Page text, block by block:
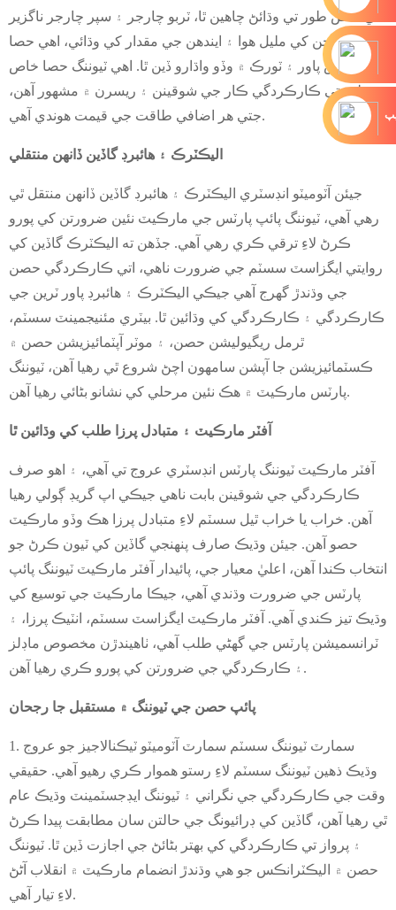
کي خاص طور تي وڌائڻ چاهين ٿا، ٽربو چارجر ۽ سپر چارجر ناگزير
آهن. انجن کي مليل هوا ۽ ايندھن جي مقدار کي وڌائي، اهي حصا
هارس پاور ۽ ٽورڪ ۾ وڏو واڌارو ڏين ٿا. اهي ٽيوننگ حصا خاص
طور تي ڪارڪردگي ڪار جي شوقينن ۽ ريسرن ۾ مشهور آهن،
جتي هر اضافي طاقت جي قيمت هوندي آهي.
اليڪٽرڪ ۽ هائبرڊ گاڏين ڏانهن منتقلي
جيئن آٽوميٽو انڊسٽري اليڪٽرڪ ۽ هائبرڊ گاڏين ڏانهن منتقل ٿي
رهي آهي، ٽيوننگ پائپ پارٽس جي مارڪيٽ نئين ضرورتن کي پورو
ڪرڻ لاءِ ترقي ڪري رهي آهي. جڏهن ته اليڪٽرڪ گاڏين کي
روايتي ايگزاسٽ سسٽم جي ضرورت ناهي، اتي ڪارڪردگي حصن
جي وڌندڙ گهرج آهي جيڪي اليڪٽرڪ ۽ هائبرڊ پاور ٽرين جي
ڪارڪردگي ۽ ڪارڪردگي کي وڌائين ٿا. بيٽري مئنيجمينٽ سسٽم،
ٿرمل ريگيوليشن حصن، ۽ موٽر آپٽمائيزيشن حصن ۾
ڪسٽمائيزيشن جا آپشن سامهون اچڻ شروع ٿي رهيا آهن، ٽيوننگ
پارٽس مارڪيٽ ۾ هڪ نئين مرحلي کي نشانو بڻائي رهيا آهن.
آفٽر مارڪيٽ ۽ متبادل پرزا طلب کي وڌائين ٿا
آفٽر مارڪيٽ ٽيوننگ پارٽس انڊسٽري عروج تي آهي، ۽ اهو صرف
ڪارڪردگي جي شوقينن بابت ناهي جيڪي اپ گريڊ ڳولي رهيا
آهن. خراب يا خراب ٿيل سسٽم لاءِ متبادل پرزا هڪ وڏو مارڪيٽ
حصو آهن. جيئن وڌيڪ صارف پنهنجي گاڏين کي ٽيون ڪرڻ جو
انتخاب ڪندا آهن، اعليٰ معيار جي، پائيدار آفٽر مارڪيٽ ٽيوننگ پائپ
پارٽس جي ضرورت وڌندي آهي، جيڪا مارڪيٽ جي توسيع کي
وڌيڪ تيز ڪندي آهي. آفٽر مارڪيٽ ايگزاسٽ سسٽم، انٽيڪ پرزا، ۽
ٽرانسميشن پارٽس جي گهڻي طلب آهي، ٺاهيندڙن مخصوص ماڊلز
۽ ڪارڪردگي جي ضرورتن کي پورو ڪري رهيا آهن.
پائپ حصن جي ٽيوننگ ۾ مستقبل جا رجحان
1. سمارٽ ٽيوننگ سسٽم سمارٽ آٽوميٽو ٽيڪنالاجيز جو عروج
وڌيڪ ذهين ٽيوننگ سسٽم لاءِ رستو هموار ڪري رهيو آهي. حقيقي
وقت جي ڪارڪردگي جي نگراني ۽ ٽيوننگ ايڊجسٽمينٽ وڌيڪ عام
ٿي رهيا آهن، گاڏين کي ڊرائيونگ جي حالتن سان مطابقت پيدا ڪرڻ
۽ پرواز تي ڪارڪردگي کي بهتر بڻائڻ جي اجازت ڏين ٿا. ٽيوننگ
حصن ۾ اليڪٽرانڪس جو هي وڌندڙ انضمام مارڪيٽ ۾ انقلاب آڻڻ
لاءِ تيار آهي.